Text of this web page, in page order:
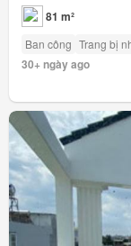
81 m²
Ban công Trang bị
30+ ngày ago